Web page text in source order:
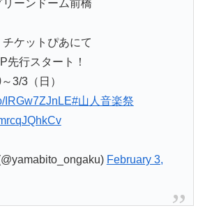
ーンドーム前橋
ケットぴあにて
先行スタート！
3/3（日）
IRGw7ZJnLE#山人音楽祭
February 3,